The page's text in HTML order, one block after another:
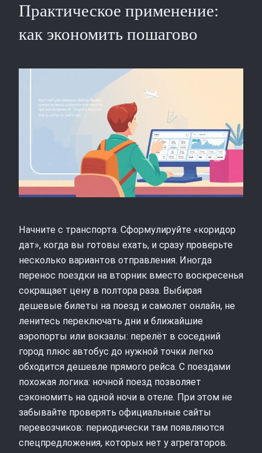
Практическое применение:
как экономить пошагово
Начните с транспорта. Сформулируйте «коридор
дат», когда вы готовы ехать, и сразу проверьте
несколько вариантов отправления. Иногда
перенос поездки на вторник вместо воскресенья
сокращает цену в полтора раза. Выбирая
дешевые билеты на поезд и самолет онлайн, не
ленитесь переключать дни и ближайшие
аэропорты или вокзалы: перелёт в соседний
город плюс автобус до нужной точки легко
обходится дешевле прямого рейса. С поездами
похожая логика: ночной поезд позволяет
сэкономить на одной ночи в отеле. При этом не
забывайте проверять официальные сайты
перевозчиков: периодически там появляются
спецпредложения, которых нет у агрегаторов.